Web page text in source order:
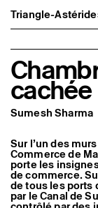
Triangle-
Triangle-
Centre d’art
et résidence
Présentation
À propos
Équipe et
Partenaires et
Adhérer /
Rapports
Informations
Programmation
Agenda : en
cachée
Sumesh Sharma
Sur l’un des
Commerce de
porte les
de commerce.
de tous les ports
par le Canal de